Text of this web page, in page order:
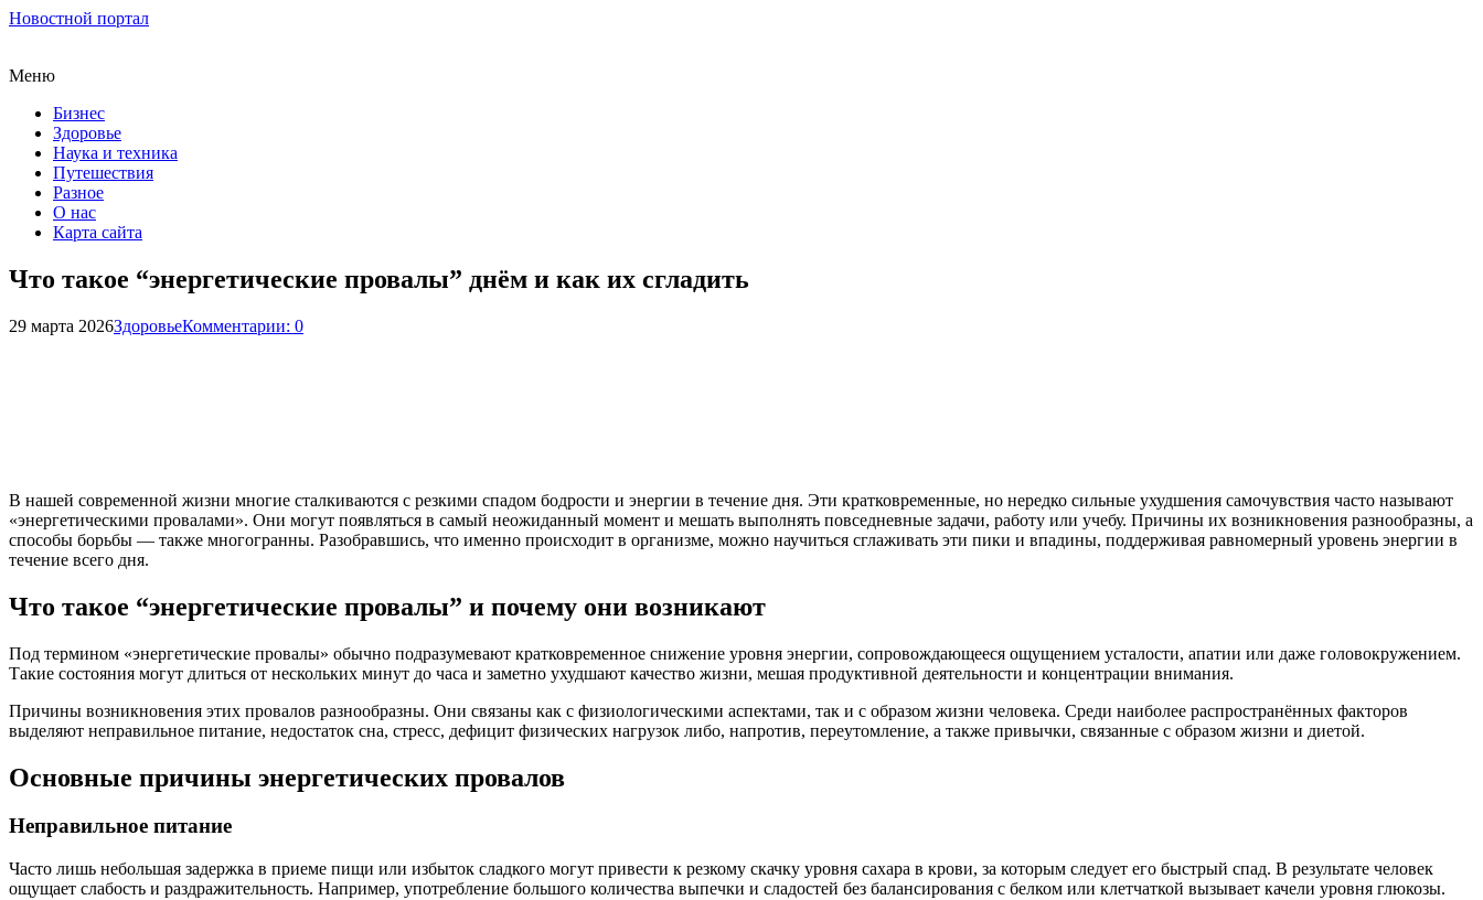
Новостной портал
Меню
Бизнес
Здоровье
Наука и техника
Путешествия
Разное
О нас
Карта сайта
Что такое “энергетические провалы” днём и как их сгладить
29 марта 2026ЗдоровьеКомментарии: 0
В нашей современной жизни многие сталкиваются с резкими спадом бодрости и энергии в течение дня. Эти кратковременные, но нередко сильные ухудшения самочувствия часто называют
«энергетическими провалами». Они могут появляться в самый неожиданный момент и мешать выполнять повседневные задачи, работу или учебу. Причины их возникновения разнообразны, а
способы борьбы — также многогранны. Разобравшись, что именно происходит в организме, можно научиться сглаживать эти пики и впадины, поддерживая равномерный уровень энергии в
течение всего дня.
Что такое “энергетические провалы” и почему они возникают
Под термином «энергетические провалы» обычно подразумевают кратковременное снижение уровня энергии, сопровождающееся ощущением усталости, апатии или даже головокружением.
Такие состояния могут длиться от нескольких минут до часа и заметно ухудшают качество жизни, мешая продуктивной деятельности и концентрации внимания.
Причины возникновения этих провалов разнообразны. Они связаны как с физиологическими аспектами, так и с образом жизни человека. Среди наиболее распространённых факторов
выделяют неправильное питание, недостаток сна, стресс, дефицит физических нагрузок либо, напротив, переутомление, а также привычки, связанные с образом жизни и диетой.
Основные причины энергетических провалов
Неправильное питание
Часто лишь небольшая задержка в приеме пищи или избыток сладкого могут привести к резкому скачку уровня сахара в крови, за которым следует его быстрый спад. В результате человек
ощущает слабость и раздражительность. Например, употребление большого количества выпечки и сладостей без балансирования с белком или клетчаткой вызывает качели уровня глюкозы.